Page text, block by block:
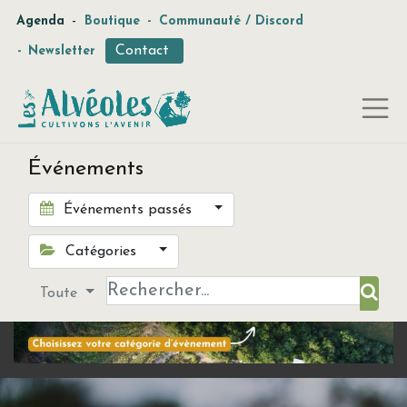
Agenda - Boutique - Communauté / Discord
- Newsletter Contact
Événements
Événements passés
Catégories
Toute